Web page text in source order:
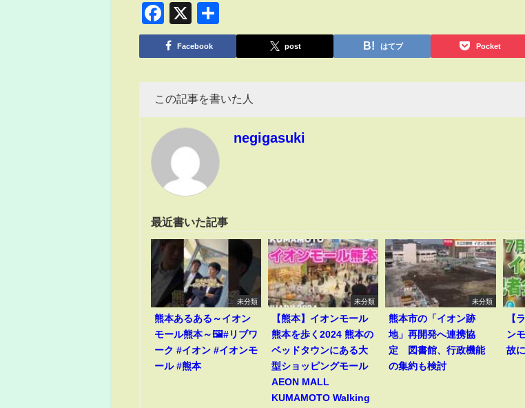
Facebook
X
有
Facebook post はてブ Pocket
この記事を書いた人
negigasuki
最近書いた記事
未分類
熊本あるある～イオン
モール熊本～🖼️#リブワ
ーク #イオン #イオンモ
ール #熊本
未分類
【熊本】イオンモール
熊本を歩く2024 熊本の
ベッドタウンにある大
型ショッピングモール
AEON MALL
KUMAMOTO Walking
未分類
熊本市の「イオン跡
地」再開発へ連携協
定 図書館、行政機能
の集約も検討
【
ン
故